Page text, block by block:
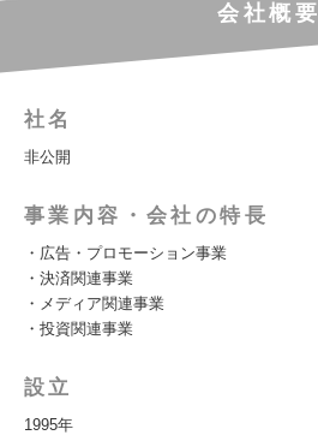
会社概要
社名
非公開
事業内容・会社の特長
・広告・プロモーション事業
・決済関連事業
・メディア関連事業
・投資関連事業
設立
1995年